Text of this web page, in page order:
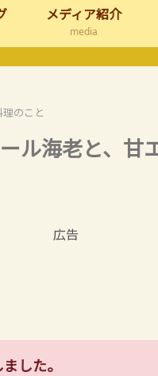
メディア紹介
media
のこと
ル海老と、甘
広告
した。